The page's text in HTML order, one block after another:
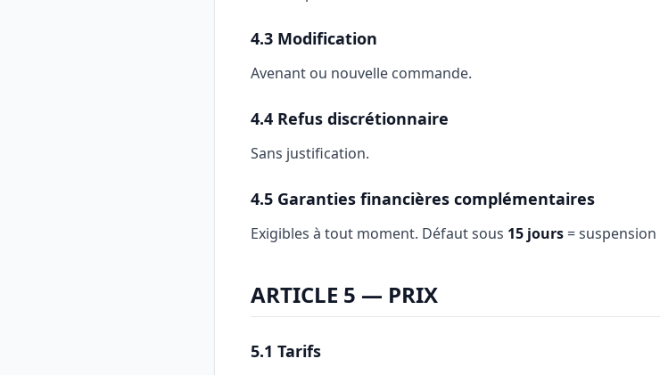
4.3 Modification
Avenant ou nouvelle commande.
4.4 Refus discrétionnaire
Sans justification.
4.5 Garanties financières complémentaires
Exigibles à tout moment. Défaut sous 15 jours =
ARTICLE 5 — PRIX
5.1 Tarifs